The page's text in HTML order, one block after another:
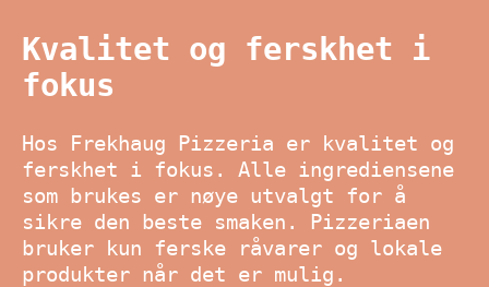
Kvalitet og ferskhet i
fokus
Hos Frekhaug Pizzeria er kvalitet og
ferskhet i fokus. Alle ingrediensene
som brukes er nøye utvalgt for å
sikre den beste smaken. Pizzeriaen
bruker kun ferske råvarer og lokale
produkter når det er mulig.